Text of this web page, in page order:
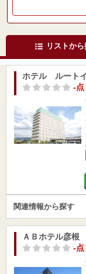
リストか
ホテル ルート
-点
関連情報から探す
ＡＢホテル彦根
-点